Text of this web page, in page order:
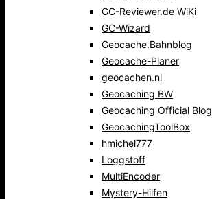
GC-Reviewer.de WiKi
GC-Wizard
Geocache.Bahnblog
Geocache-Planer
geocachen.nl
Geocaching BW
Geocaching Official Blog
GeocachingToolBox
hmichel777
Loggstoff
MultiEncoder
Mystery-Hilfen